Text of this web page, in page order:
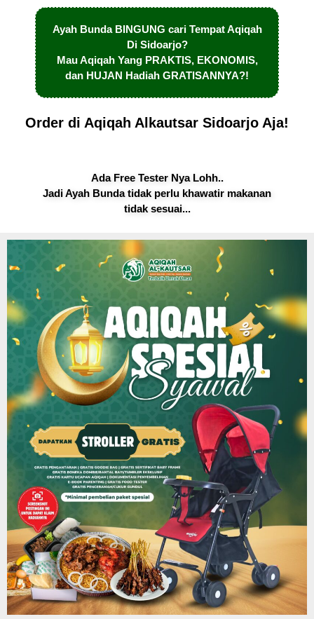
Ayah Bunda BINGUNG cari Tempat Aqiqah
Di Sidoarjo?
Mau Aqiqah Yang PRAKTIS, EKONOMIS,
dan HUJAN Hadiah GRATISANNYA?!
Order di Aqiqah Alkautsar Sidoarjo Aja!
Ada Free Tester Nya Lohh..
Jadi Ayah Bunda tidak perlu khawatir makanan
tidak sesuai...